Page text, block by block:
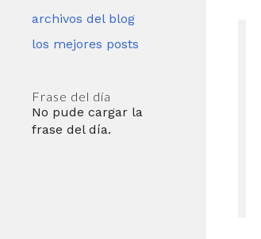
archivos del blog
los mejores posts
Frase del día
No pude cargar la
frase del día.